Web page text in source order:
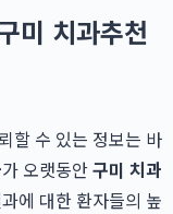
미 치과추천
할 수 있는 정보는 바
가 오랫동안구미 치과
에 대한 환자들의 높